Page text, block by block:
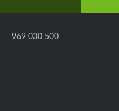
969 030 500